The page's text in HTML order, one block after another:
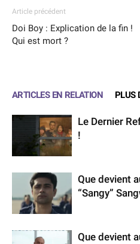
Article précédent
Doi Boy : Explication de la fin !
Qui est mort ?
ARTICLES EN RELATION PLUS
Le Dernier
!
Que devient
“Sangy”
Que devient